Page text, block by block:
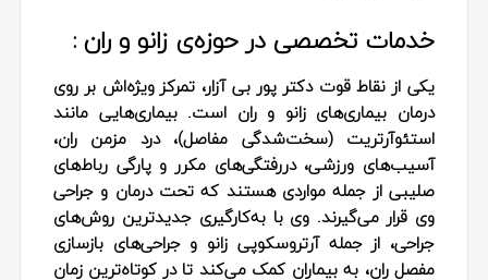
خدمات تخصصی در حوزه‌ی زانو و ران :
یکی از نقاط قوت دکتر پور بی‌ آزار، تمرکز ویژه‌اش بر روی
درمان بیماری‌های زانو و ران است. بیماری‌هایی مانند
استئوآرتریت (سخت‌شدگی مفاصل)، درد مزمن ران،
آسیب‌های ورزشی، دررفتگی‌های مکرر و پارگی رباط‌های
صلیبی از جمله مواردی هستند که تحت درمان و جراحی
وی قرار می‌گیرند. وی با به‌کارگیری جدیدترین روش‌های
جراحی، از جمله آرتروسکوپی زانو و جراحی‌های بازسازی
مفصل ران، به بیماران کمک می‌کند تا در کوتاه‌ترین زمان